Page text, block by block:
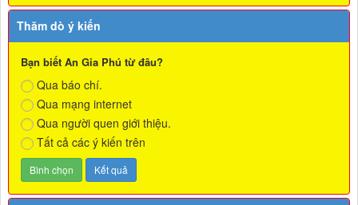
Thăm dò ý kiến
Bạn biết An Gia Phú từ đâu?
Qua báo chí.
Qua mạng internet
Qua người quen giới thiệu.
Tất cả các ý kiến trên